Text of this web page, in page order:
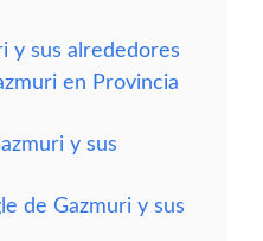
y sus alrededores
en Provincia
y sus
de Gazmuri y sus